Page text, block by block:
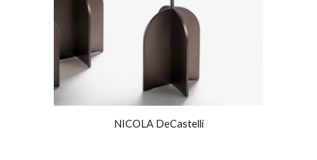
NICOLA DeCastelli